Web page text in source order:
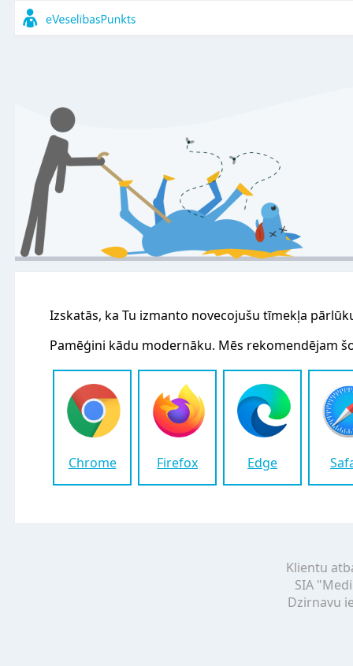
Izskatās, ka Tu izmanto novecojušu tīmekļa
Pamēģini kādu modernāku. Mēs rekomendējam
Chrome Firefox Edge
Klientu
SIA
Dzirnavu